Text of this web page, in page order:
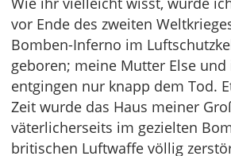
vor Ende des zweiten
Bomben-Inferno im
geboren; meine Mutter Else
entgingen nur knapp dem Tod.
Zeit wurde das Haus meiner
väterlicherseits im gezielten
britischen Luftwaffe völlig